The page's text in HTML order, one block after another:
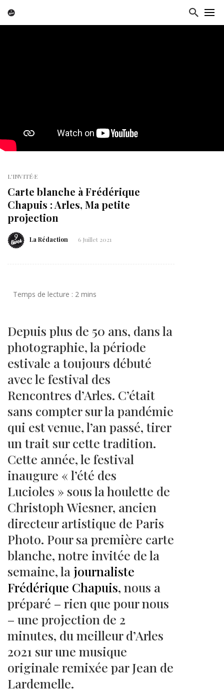
L'INVITÉ·E
Carte blanche à Frédérique
Chapuis : Arles, Ma petite
projection
La Rédaction 6 Juillet 2021
Depuis plus de 50 ans, dans la
photographie, la période
estivale a toujours débuté
avec le festival des
Rencontres d’Arles. C’était
sans compter sur la pandémie
qui est venue, l’an passé, tirer
un trait sur cette tradition.
Cette année, le festival
inaugure « l’été des
Lucioles » sous la houlette de
Christoph Wiesner, ancien
directeur artistique de Paris
Photo. Pour sa première carte
blanche, notre invitée de la
semaine, la journaliste
Frédérique Chapuis, nous a
préparé – rien que pour nous
– une projection de 2
minutes, du meilleur d’Arles
2021 sur une musique
originale remixée par Jean de
Lardemelle.